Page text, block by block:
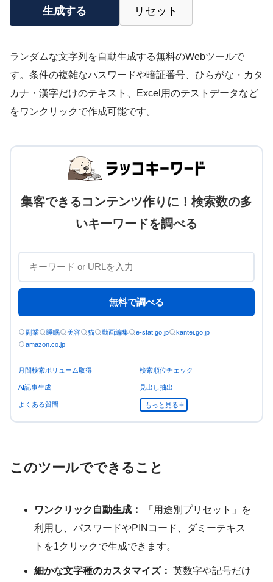
生成する リセット
ランダムな文字列を自動生成する無料のWebツールで
す。条件の複雑なパスワードや暗証番号、ひらがな・カタ
カナ・漢字だけのテキスト、Excel用のテストデータなど
をワンクリックで作成可能です。
集客できるコンテンツ作りに！検索数の多
いキーワードを調べる
無料で調べる
副業 睡眠 美容 猫 動画編集 e-stat.go.jp
kantei.go.jp
amazon.co.jp
月間検索ボリューム取得 検索順位チェック
AI記事生成 見出し抽出
よくある質問 もっと見る
このツールでできること
ワンクリック自動生成：
「用途別プリセット」を
利用し、パスワードやPINコード、ダミーテキス
トを1クリックで生成できます。
細かな文字種のカスタマイズ： 英数字や記号だけ